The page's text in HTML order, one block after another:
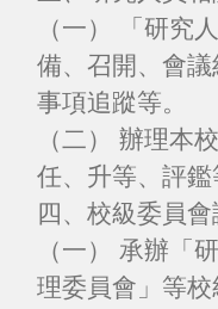
（一） 「研究
備、召開、會
事項追蹤等。
（二） 辦理本
任、升等、評鑑
四、校級委員會
（一） 承辦「
理委員會」等校